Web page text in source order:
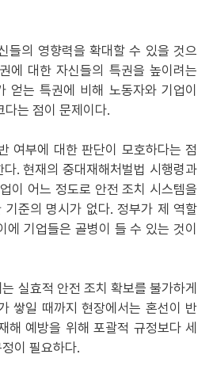
들의 영향력을 확대할 수 있을 것으
에 대한 자신들의 특권을 높이려는
얻는 특권에 비해 노동자와 기업이
다는 점이 문제이다.
여부에 대한 판단이 모호하다는 점
. 현재의 중대재해처벌법 시행령과
이 어느 정도로 안전 조치 시스템을
기준의 명시가 없다. 정부가 제 역할
에 기업들은 골병이 들 수 있는 것이
실효적 안전 조치 확보를 불가하게
쌓일 때까지 현장에서는 혼선이 반
해 예방을 위해 포괄적 규정보다 세
이 필요하다.